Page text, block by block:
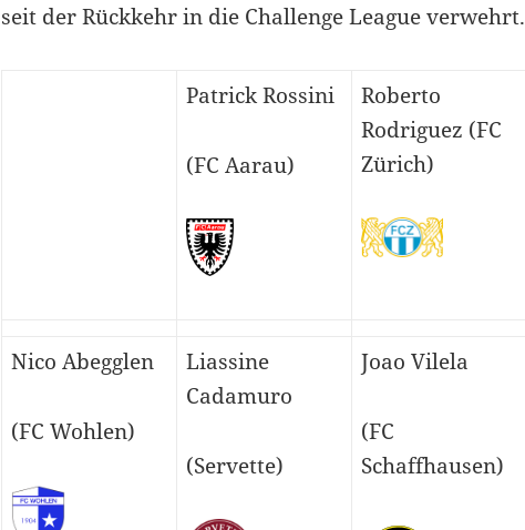
seit der Rückkehr in die Challenge League verwehrt.
Patrick Rossini
(FC Aarau)
Roberto
Rodriguez (FC
Zürich)
Nico Abegglen
(FC Wohlen)
Liassine
Cadamuro
(Servette)
Joao Vilela
(FC
Schaffhausen)